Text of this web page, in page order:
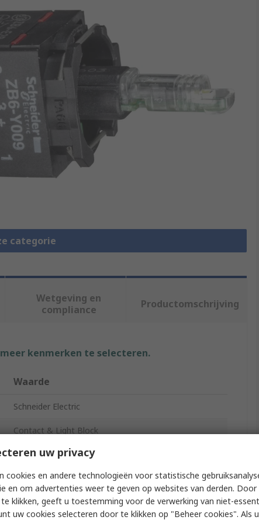
categorie
Wetgeving en
compliance
Productomschrijving
kenmerken te selecteren.
Waarde
Schneider Electric
Contact & Light Block
Contact & Light Block
12V
White
uw privacy
cookies en andere technologieën voor statistische
en om advertenties weer te geven op websites van derden. Door
klikken, geeft u toestemming voor de verwerking van niet-
uw cookies selecteren door te klikken op "Beheer cookies". Als